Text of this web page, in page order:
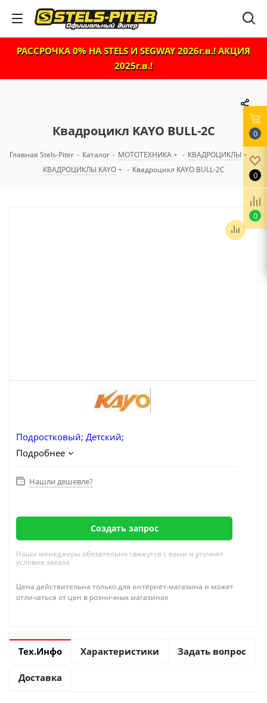
РАССРОЧКА 0% НА STELS И SEGWAY 2026г.в.! АКЦИЯ
2025г.в.!
Квадроцикл KAYO BULL-2C
Главная Stels-Piter - Каталог - МОТОТЕХНИКА - КВАДРОЦИКЛЫ
-
КВАДРОЦИКЛЫ KAYO
- Квадроцикл KAYO BULL-2C
Подростковый; Детский;
Подробнее
Нашли дешевле?
Создать запрос
Наши менеджеры обязательно свяжутся с вами и уточнят
условия заказа
Цена действительна только для интернет-магазина и может
отличаться от цен в розничных магазинах
Тех.Инфо Характеристики Задать вопрос
Доставка
0
0
0